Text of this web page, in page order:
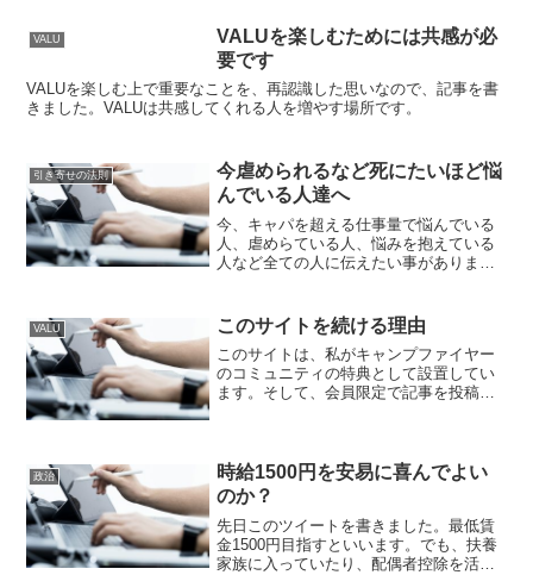
きたら30人のクラ...
VALU
VALUを楽しむためには共感が必
要です
VALUを楽しむ上で重要なことを、再認識した思いなので、記事を書
きました。VALUは共感してくれる人を増やす場所です。
引き寄せの法則
今虐められるなど死にたいほど悩
んでいる人達へ
今、キャパを超える仕事量で悩んでいる
人、虐めらている人、悩みを抱えている
人など全ての人に伝えたい事がありま
簡単にまとめて書くと、あなたが見てい
る世界は、あなたの心が作り...
VALU このサイトを続ける理由
このサイトは、私がキャンプファイヤー
のコミュニティの特典として設置してい
ます。そして、会員限定で記事を投稿し
ています。WordPre...
政治
時給1500円を安易に喜んでよい
のか？
先日このツイートを書きました。最低賃
金1500円目指すといいます。でも、扶養
家族に入っていたり、配偶者控除を活用